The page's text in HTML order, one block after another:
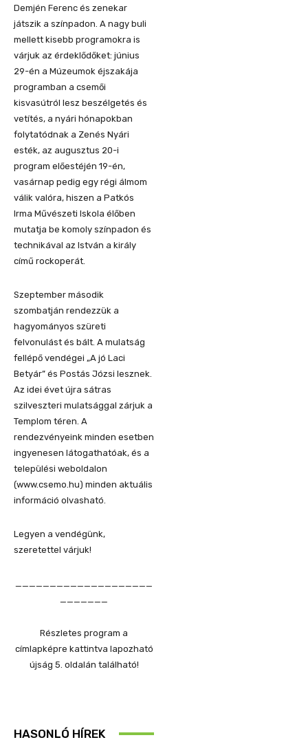
Demjén Ferenc és zenekar
játszik a színpadon. A nagy buli
mellett kisebb programokra is
várjuk az érdeklődőket: június
29-én a Múzeumok éjszakája
programban a csemői
kisvasútról lesz beszélgetés és
vetítés, a nyári hónapokban
folytatódnak a Zenés Nyári
esték, az augusztus 20-i
program előestéjén 19-én,
vasárnap pedig egy régi álmom
válik valóra, hiszen a Patkós
Irma Művészeti Iskola élőben
mutatja be komoly színpadon és
technikával az István a király
című rockoperát.
Szeptember második
szombatján rendezzük a
hagyományos szüreti
felvonulást és bált. A mulatság
fellépő vendégei „A jó Laci
Betyár” és Postás Józsi lesznek.
Az idei évet újra sátras
szilveszteri mulatsággal zárjuk a
Templom téren. A
rendezvényeink minden esetben
ingyenesen látogathatóak, és a
települési weboldalon
(www.csemo.hu) minden aktuális
információ olvasható.
Legyen a vendégünk,
szeretettel várjuk!
Részletes program a
címlapképre kattintva lapozható
újság 5. oldalán található!
HASONLÓ HÍREK